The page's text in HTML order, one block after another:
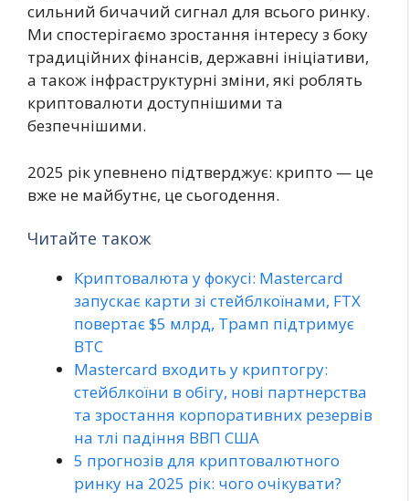
сильний бичачий сигнал для всього ринку.
Ми спостерігаємо зростання інтересу з боку
традиційних фінансів, державні ініціативи,
а також інфраструктурні зміни, які роблять
криптовалюти доступнішими та
безпечнішими.
2025 рік упевнено підтверджує: крипто — це
вже не майбутнє, це сьогодення.
Читайте також
Криптовалюта у фокусі: Mastercard
запускає карти зі стейблкоїнами, FTX
повертає $5 млрд, Трамп підтримує
BTC
Mastercard входить у криптогру:
стейблкоїни в обігу, нові партнерства
та зростання корпоративних резервів
на тлі падіння ВВП США
5 прогнозів для криптовалютного
ринку на 2025 рік: чого очікувати?